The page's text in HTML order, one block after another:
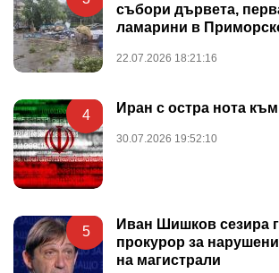
събори дървета,
ламарини в
22.07.2026 18:21:16
4 Иран с остра нота
30.07.2026 19:52:10
5
Иван Шишков сезира
прокурор за
на магистрали